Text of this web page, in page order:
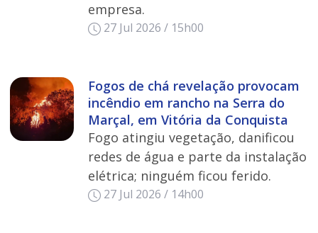
empresa.
27 Jul 2026 / 15h00
Fogos de chá revelação provocam
incêndio em rancho na Serra do
Marçal, em Vitória da Conquista
Fogo atingiu vegetação, danificou
redes de água e parte da instalação
elétrica; ninguém ficou ferido.
27 Jul 2026 / 14h00